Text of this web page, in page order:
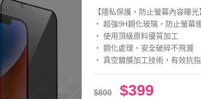
【隱私保護，防止螢幕內容曝光
‧ 超強9H鋼化玻璃，防止螢幕
‧ 使用頂級原料優質加工
‧ 鋼化處理，安全破碎不飛濺
‧ 真空鍍膜加工技術，有效抗
$800 $399